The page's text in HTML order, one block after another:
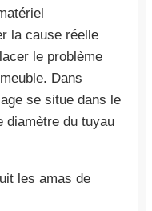
la cause réelle
le problème
Dans
se situe dans le
diamètre du tuyau
les amas de